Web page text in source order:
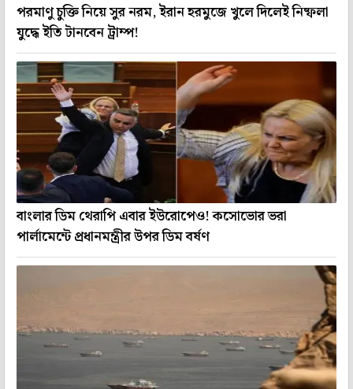
পরমাণু চুক্তি নিয়ে সুর নরম, ইরান হরমুজে খুলে দিলেই নিষ্ফলা
যুদ্ধে ইতি টানবেন ট্রাম্প!
বাংলার ডিম থেরাপি এবার ইউরোপেও! কসোভোর ভরা
পার্লামেন্টে প্রধানমন্ত্রীর উপর ডিম বর্ষণ